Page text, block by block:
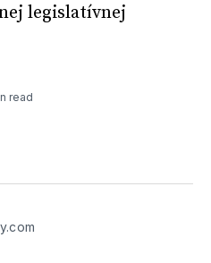
legislatívnej
read